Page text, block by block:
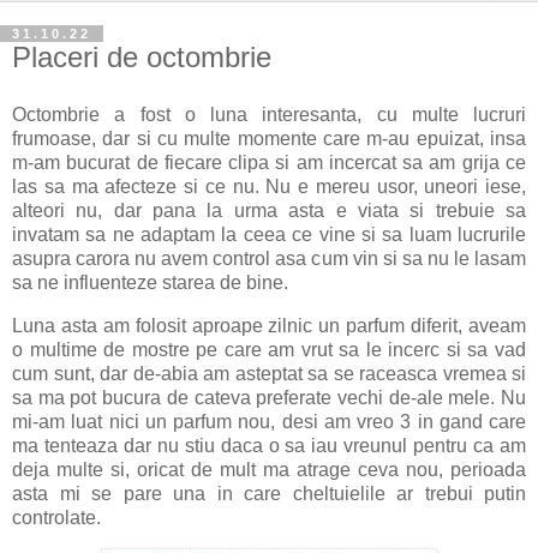
31.10.22
Placeri de octombrie
Octombrie a fost o luna interesanta, cu multe lucruri
frumoase, dar si cu multe momente care m-au epuizat, insa
m-am bucurat de fiecare clipa si am incercat sa am grija ce
las sa ma afecteze si ce nu. Nu e mereu usor, uneori iese,
alteori nu, dar pana la urma asta e viata si trebuie sa
invatam sa ne adaptam la ceea ce vine si sa luam lucrurile
asupra carora nu avem control asa cum vin si sa nu le lasam
sa ne influenteze starea de bine.
Luna asta am folosit aproape zilnic un parfum diferit, aveam
o multime de mostre pe care am vrut sa le incerc si sa vad
cum sunt, dar de-abia am asteptat sa se raceasca vremea si
sa ma pot bucura de cateva preferate vechi de-ale mele. Nu
mi-am luat nici un parfum nou, desi am vreo 3 in gand care
ma tenteaza dar nu stiu daca o sa iau vreunul pentru ca am
deja multe si, oricat de mult ma atrage ceva nou, perioada
asta mi se pare una in care cheltuielile ar trebui putin
controlate.